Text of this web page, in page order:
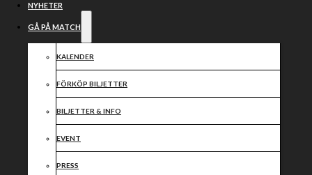
NYHETER
GÅ PÅ MATCH
KALENDER
FÖRKÖP BILJETTER
BILJETTER & INFO
EVENT
PRESS
Nytt derby,
tätt mellan
givarna!